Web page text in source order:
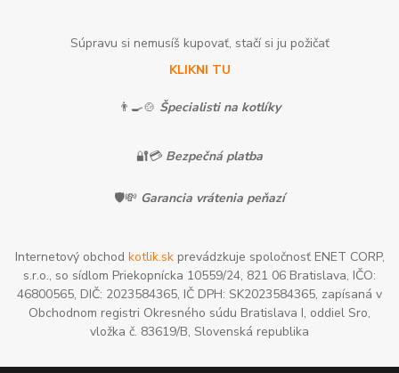
Súpravu si nemusíš kupovať, stačí si ju požičať
KLIKNI TU
👨‍🍳🍲 Špecialisti na kotlíky
🔐💳 Bezpečná platba
🛡️💸 Garancia vrátenia peňazí
Internetový obchod kotlik.skprevádzkuje spoločnosť ENET CORP,
s.r.o., so sídlom Priekopnícka 10559/24, 821 06 Bratislava, IČO:
46800565, DIČ: 2023584365, IČ DPH: SK2023584365, zapísaná v
Obchodnom registri Okresného súdu Bratislava I, oddiel Sro,
vložka č. 83619/B, Slovenská republika